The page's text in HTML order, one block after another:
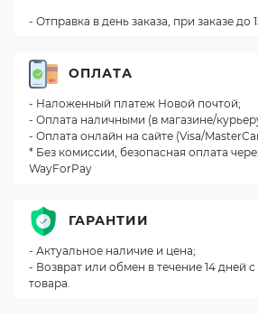
- Отправка в день заказа, при заказе до
ОПЛАТА
- Наложенный платеж Новой почтой;
- Оплата наличными (в магазине/
- Оплата онлайн на сайте (Visa/
* Без комиссии, безопасная оплата
WayForPay
ГАРАНТИИ
- Актуальное наличие и цена;
- Возврат или обмен в течение 14 дней
товара.